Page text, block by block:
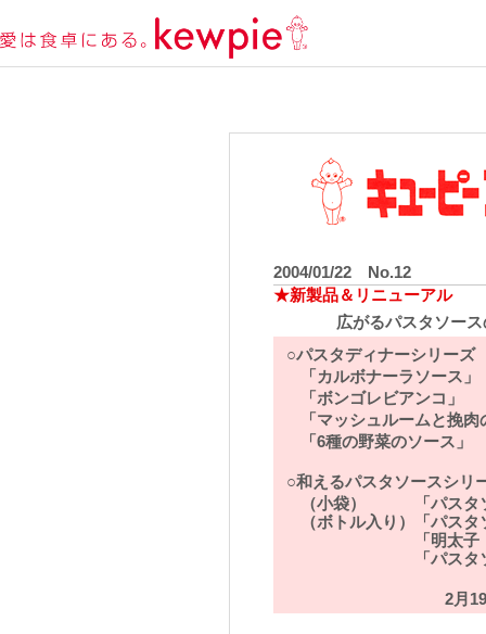
2004/01/22 No.12
★新製品＆リニューアル
広がるパスタソー
○パスタディナーシリー
「カルボナーラソース
「ボンゴレビアンコ」
「マッシュルームと挽
「6種の野菜のソース」
○和えるパスタソースシリ
（小袋）
「パス
（ボトル入り）
「パス
「明太
「パス
2月